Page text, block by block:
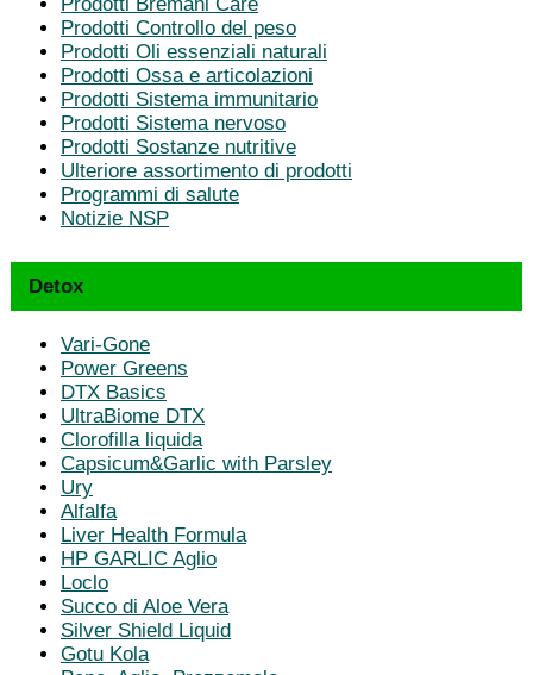
Prodotti Bremani Care
Prodotti Controllo del peso
Prodotti Oli essenziali naturali
Prodotti Ossa e articolazioni
Prodotti Sistema immunitario
Prodotti Sistema nervoso
Prodotti Sostanze nutritive
Ulteriore assortimento di prodotti
Programmi di salute
Notizie NSP
Detox
Vari-Gone
Power Greens
DTX Basics
UltraBiome DTX
Clorofilla liquida
Capsicum&Garlic with Parsley
Ury
Alfalfa
Liver Health Formula
HP GARLIC Aglio
Loclo
Succo di Aloe Vera
Silver Shield Liquid
Gotu Kola